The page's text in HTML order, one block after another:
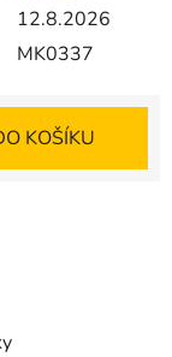
12.8.2026
MK0337
KOŠÍKU